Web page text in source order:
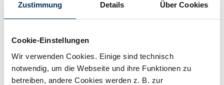
Zustimmung Details Über Cookies
Cookie-Einstellungen
Wir verwenden Cookies. Einige sind technisch
notwendig, um die Webseite und ihre Funktionen zu
betreiben, andere Cookies werden z. B. zur
Kapazität: 1,2Ah